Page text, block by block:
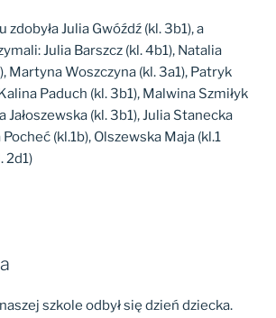
zdobyła Julia Gwóźdź (kl. 3b1), a
Julia Barszcz (kl. 4b1), Natalia
Martyna Woszczyna (kl. 3a1), Patryk
Paduch (kl. 3b1), Malwina Szmiłyk
Jałoszewska (kl. 3b1), Julia Stanecka
(kl.1b), Olszewska Maja (kl.1
2d1)
szkole odbył się dzień dziecka.